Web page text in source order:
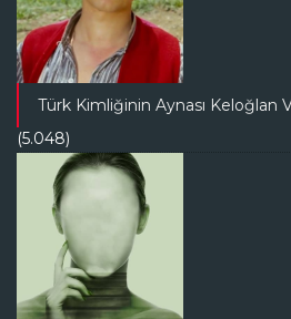
Türk Kimliğinin Aynası Keloğlan
(5.048)